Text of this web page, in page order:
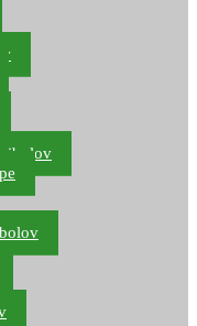
ribolov